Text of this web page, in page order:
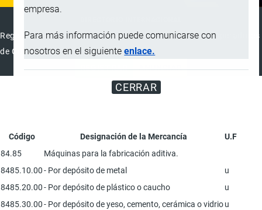
empresa.
Para más información puede comunicarse con
nosotros en el siguienteenlace.
CERRAR
Registre su Empresa en el Directorio Internacional de Operadores
de Comercio Exterior
REGISTRAR
ANUNCIAR
Código Designación de la Mercancía
U.F
84.85
Máquinas para la fabricación aditiva.
8485.10.00- Por depósito de metal
u
8485.20.00- Por depósito de plástico o caucho
u
8485.30.00- Por depósito de yeso, cemento, cerámica o vidriou